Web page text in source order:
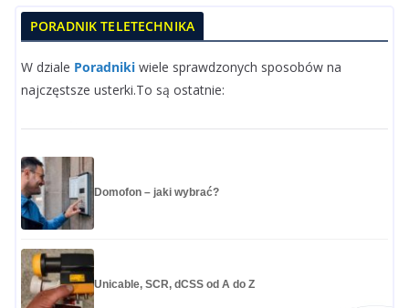
PORADNIK TELETECHNIKA
W dziale Poradniki wiele sprawdzonych sposobów na
najczęstsze usterki.To są ostatnie:
Domofon – jaki wybrać?
Unicable, SCR, dCSS od A do Z